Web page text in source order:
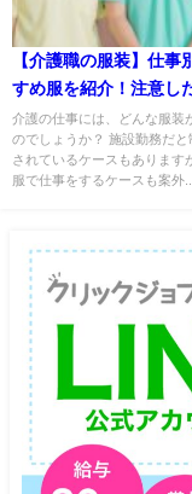
【介護職の服装】仕事
すめ服を紹介！注意し
ントは？
介護の仕事には、どんな服装
のでしょうか？ 施設勤務だと
されているケースもあります
服で仕事をするケースも案外...